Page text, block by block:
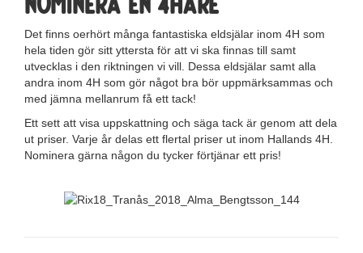
Det finns oerhört många fantastiska eldsjälar inom 4H som
hela tiden gör sitt yttersta för att vi ska finnas till samt
utvecklas i den riktningen vi vill. Dessa eldsjälar samt alla
andra inom 4H som gör något bra bör uppmärksammas och
med jämna mellanrum få ett tack!
Ett sett att visa uppskattning och säga tack är genom att dela
ut priser. Varje år delas ett flertal priser ut inom Hallands 4H.
Nominera gärna någon du tycker förtjänar ett pris!